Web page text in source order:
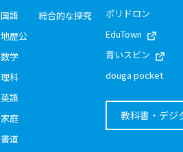
国語
地歴公
数学
理科
英語
家庭
書道
総合的な探究
ポリドロン
EduTown
青いスピン
douga pocket
教科書・デジ